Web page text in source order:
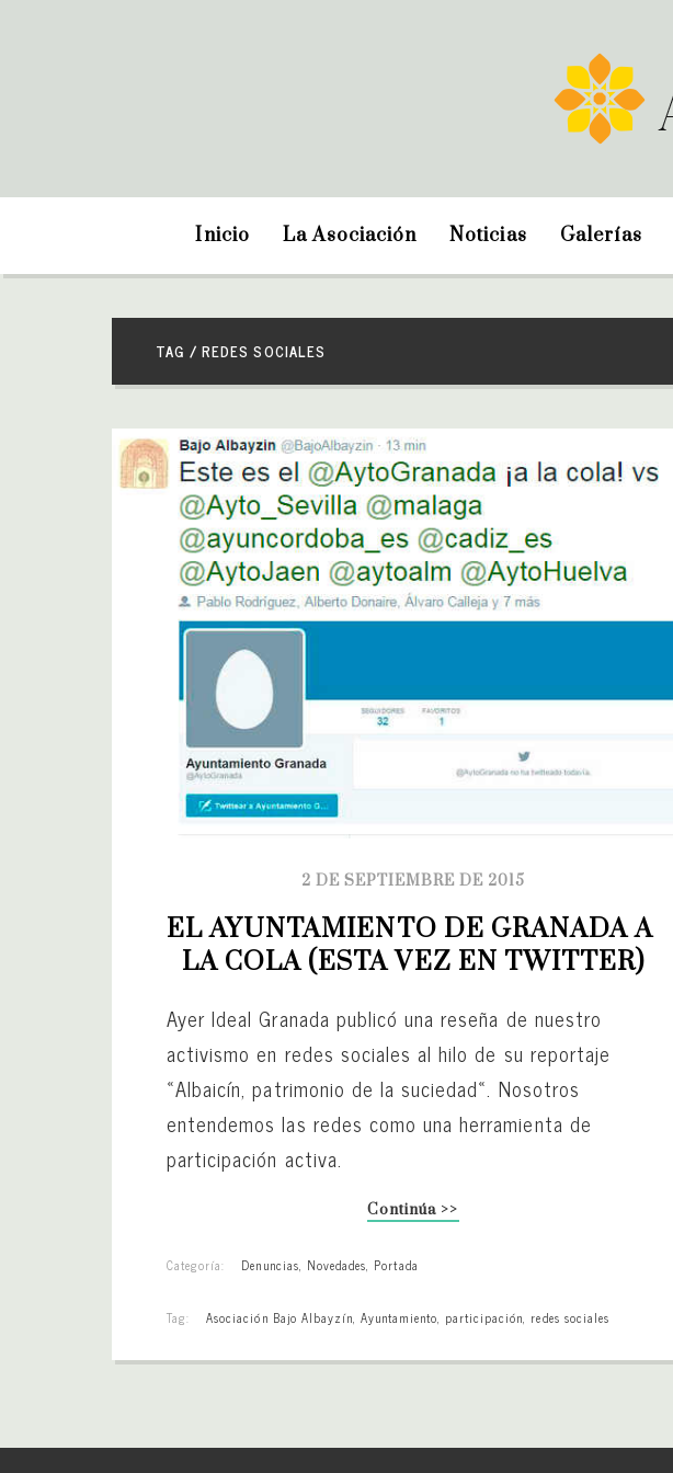
Inicio La Asociación Noticias Galerías
TAG / REDES SOCIALES
2 DE SEPTIEMBRE DE 2015
EL AYUNTAMIENTO DE GRANADA A
LA COLA (ESTA VEZ EN TWITTER)
Ayer Ideal Granada publicó una reseña de nuestro
activismo en redes sociales al hilo de su reportaje
«Albaicín, patrimonio de la suciedad«. Nosotros
entendemos las redes como una herramienta de
participación activa.
Continúa >>
Categoría: Denuncias, Novedades, Portada
Tag: Asociación Bajo Albayzín,Ayuntamiento, participación, redes sociales